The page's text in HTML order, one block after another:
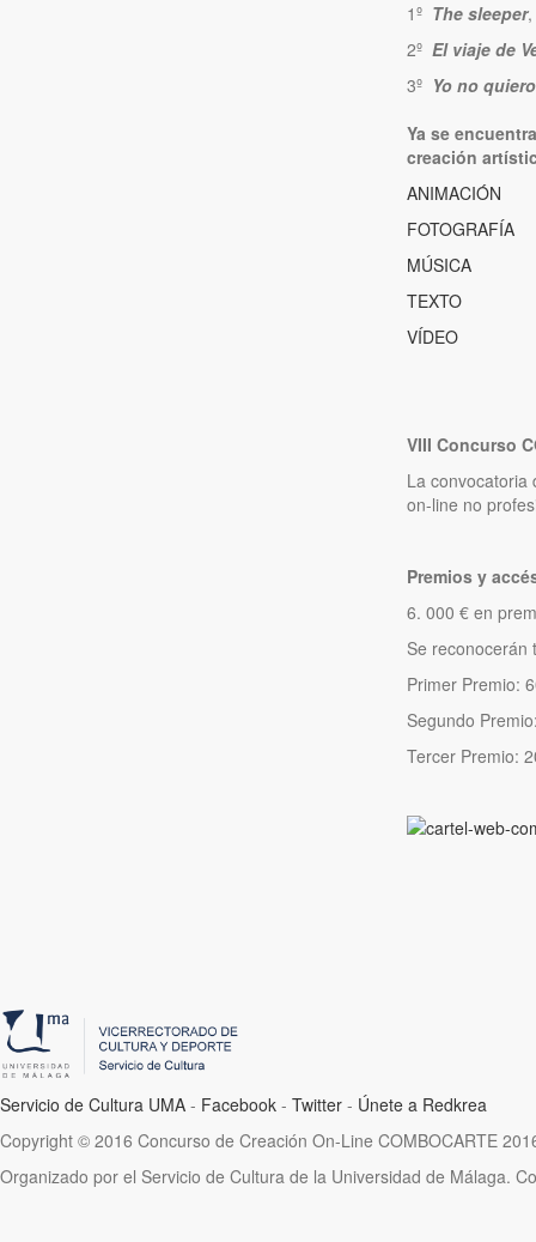
1º The sleeper,
2º El viaje de
3º Yo no
Ya se
creación
ANIMACIÓN
FOTOGRAFÍA
MÚSICA
TEXTO
VÍDEO
VIII Concurso
La convocatoria
on-line no
Premios y
6. 000 € en
Se reconocerán
Primer Premio:
Segundo
Tercer Premio:
Servicio de Cultura UMA - Facebook - Twitter - Únete a Redkrea
Copyright © 2016 Concurso de Creación On-Line COMBOCARTE
Organizado por el Servicio de Cultura de la Universidad de Málaga.